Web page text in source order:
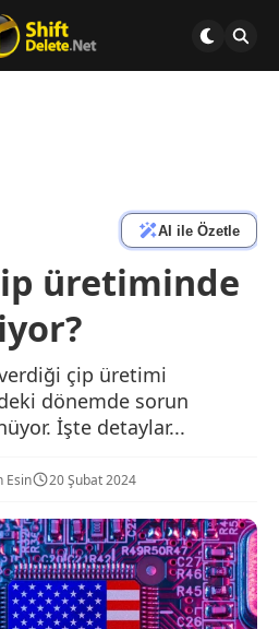
AI ile Özetle
üretiminde
çip üretimi
dönemde sorun
İşte detaylar...
Esin 20 Şubat 2024